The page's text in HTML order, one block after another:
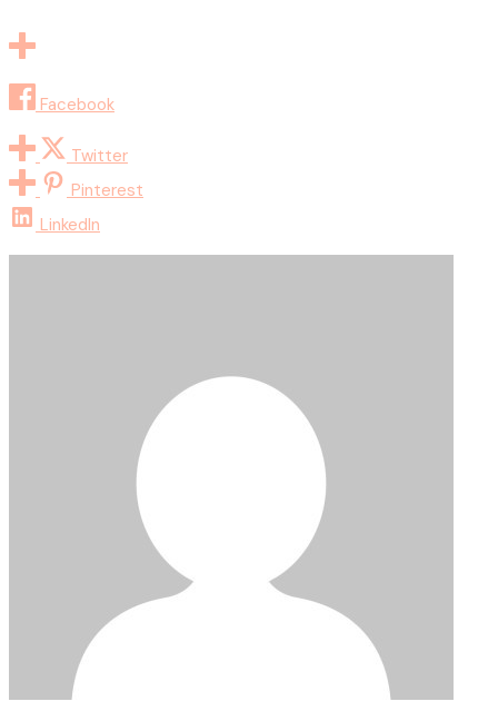
Facebook
Twitter
Pinterest
LinkedIn